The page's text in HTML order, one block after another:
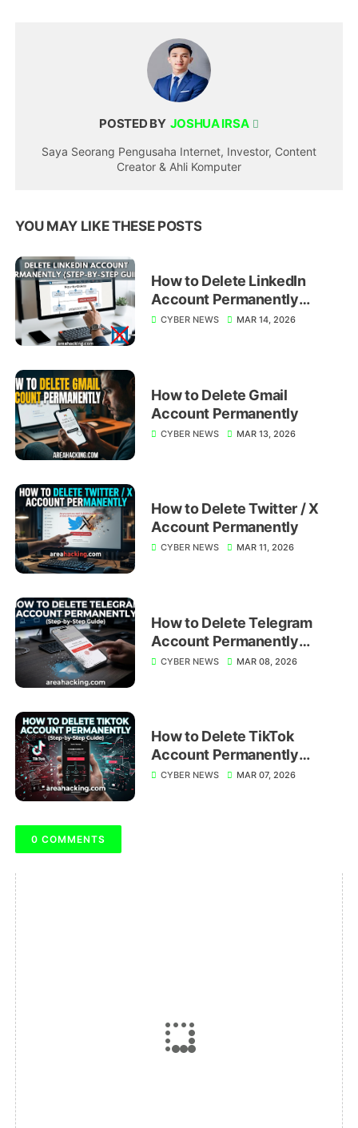
POSTED BY JOSHUA IRSA
Saya Seorang Pengusaha Internet, Investor, Content
Creator & Ahli Komputer
YOU MAY LIKE THESE POSTS
How to Delete LinkedIn
Account Permanently
(Step-by-Step Guide)
CYBER NEWS MAR 14, 2026
How to Delete Gmail
Account Permanently
CYBER NEWS MAR 13, 2026
How to Delete Twitter / X
Account Permanently
CYBER NEWS MAR 11, 2026
How to Delete Telegram
Account Permanently
(Step-by-Step Guide)
CYBER NEWS MAR 08, 2026
How to Delete TikTok
Account Permanently
(Step-by-Step Guide)
CYBER NEWS MAR 07, 2026
0 COMMENTS